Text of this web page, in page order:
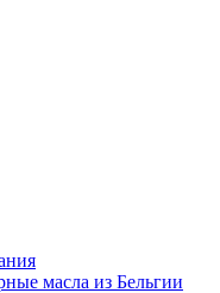
масла из Бельгии